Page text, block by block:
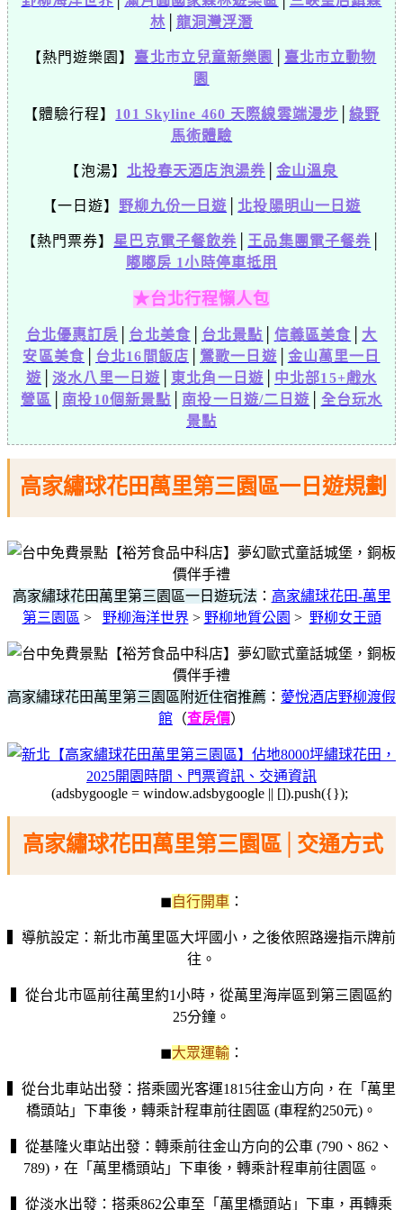
林
龍洞灣浮潛
【熱門遊樂園】 臺北市立兒童新樂園
臺北市立動物
園
【體驗行程】 101 Skyline 460 天際線雲端漫步 │綠野
馬術體驗
【泡湯】 北投春天酒店泡湯券 │金山溫泉
【一日遊】 野柳九份一日遊 北投陽明山一日遊
【熱門票券】星巴克電子餐飲券 王品集團電子餐券
嘟嘟房 1小時停車抵用
★台北行程懶人包
台北優惠訂房 台北美食 台北景點 信義區美食
大
安區美食
台北16間飯店 鶯歌一日遊
金山萬里一日
遊 │淡水八里一日遊 東北角一日遊
中北部15+戲水
營區
南投10個新景點 南投一日遊/二日遊
全台玩水
景點
高家繡球花田萬里第三園區一日遊規劃
高家繡球花田萬里第三園區一日遊玩法 ： 高家繡球花田-萬里
第三園區 > 野柳海洋世界 > 野柳地質公園 > 野柳女王頭
高家繡球花田萬里第三園區附近住宿推薦 ： 薆悅酒店野柳渡假
館 （查房價）
(adsbygoogle = window.adsbygoogle || []).push({});
高家繡球花田萬里第三園區│交通方式
◼︎自行開車：
▍導航設定：新北市萬里區大坪國小，之後依照路邊指示牌前
往。
▍從台北市區前往萬里約1小時，從萬里海岸區到第三園區約
25分鐘。
◼︎大眾運輸：
▍從台北車站出發：搭乘國光客運1815往金山方向，在「萬里
橋頭站」下車後，轉乘計程車前往園區 (車程約250元)。
▍從基隆火車站出發：轉乘前往金山方向的公車 (790、862、
789)，在「萬里橋頭站」下車後，轉乘計程車前往園區。
▍從淡水出發：搭乘862公車至「萬里橋頭站」下車，再轉乘